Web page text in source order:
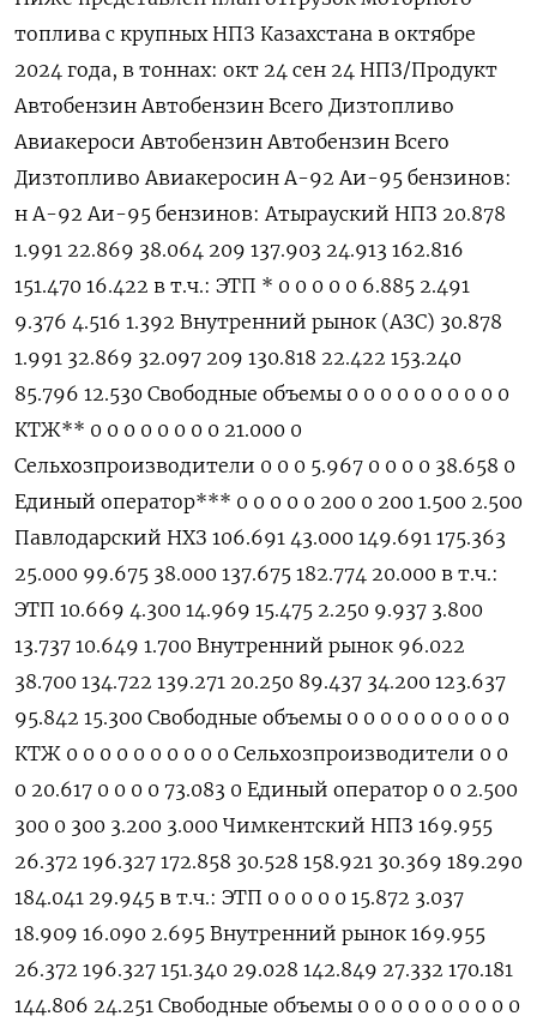
топлива с крупных НПЗ Казахстана в октябре
2024 года, в тоннах: окт 24 сен 24 НПЗ/Продукт
Автобензин Автобензин Всего Дизтопливо
Авиакероси Автобензин Автобензин Всего
Дизтопливо Авиакеросин А-92 Аи-95 бензинов:
н А-92 Аи-95 бензинов: Атырауский НПЗ 20.878
1.991 22.869 38.064 209 137.903 24.913 162.816
151.470 16.422 в т.ч.: ЭТП * 0 0 0 0 0 6.885 2.491
9.376 4.516 1.392 Внутренний рынок (АЗС) 30.878
1.991 32.869 32.097 209 130.818 22.422 153.240
85.796 12.530 Свободные объемы 0 0 0 0 0 0 0 0 0 0
КТЖ** 0 0 0 0 0 0 0 0 21.000 0
Сельхозпроизводители 0 0 0 5.967 0 0 0 0 38.658 0
Единый оператор*** 0 0 0 0 0 200 0 200 1.500 2.500
Павлодарский НХЗ 106.691 43.000 149.691 175.363
25.000 99.675 38.000 137.675 182.774 20.000 в т.ч.:
ЭТП 10.669 4.300 14.969 15.475 2.250 9.937 3.800
13.737 10.649 1.700 Внутренний рынок 96.022
38.700 134.722 139.271 20.250 89.437 34.200 123.637
95.842 15.300 Свободные объемы 0 0 0 0 0 0 0 0 0 0
КТЖ 0 0 0 0 0 0 0 0 0 0 Сельхозпроизводители 0 0
0 20.617 0 0 0 0 73.083 0 Единый оператор 0 0 2.500
300 0 300 3.200 3.000 Чимкентский НПЗ 169.955
26.372 196.327 172.858 30.528 158.921 30.369 189.290
184.041 29.945 в т.ч.: ЭТП 0 0 0 0 0 15.872 3.037
18.909 16.090 2.695 Внутренний рынок 169.955
26.372 196.327 151.340 29.028 142.849 27.332 170.181
144.806 24.251 Свободные объемы 0 0 0 0 0 0 0 0 0 0